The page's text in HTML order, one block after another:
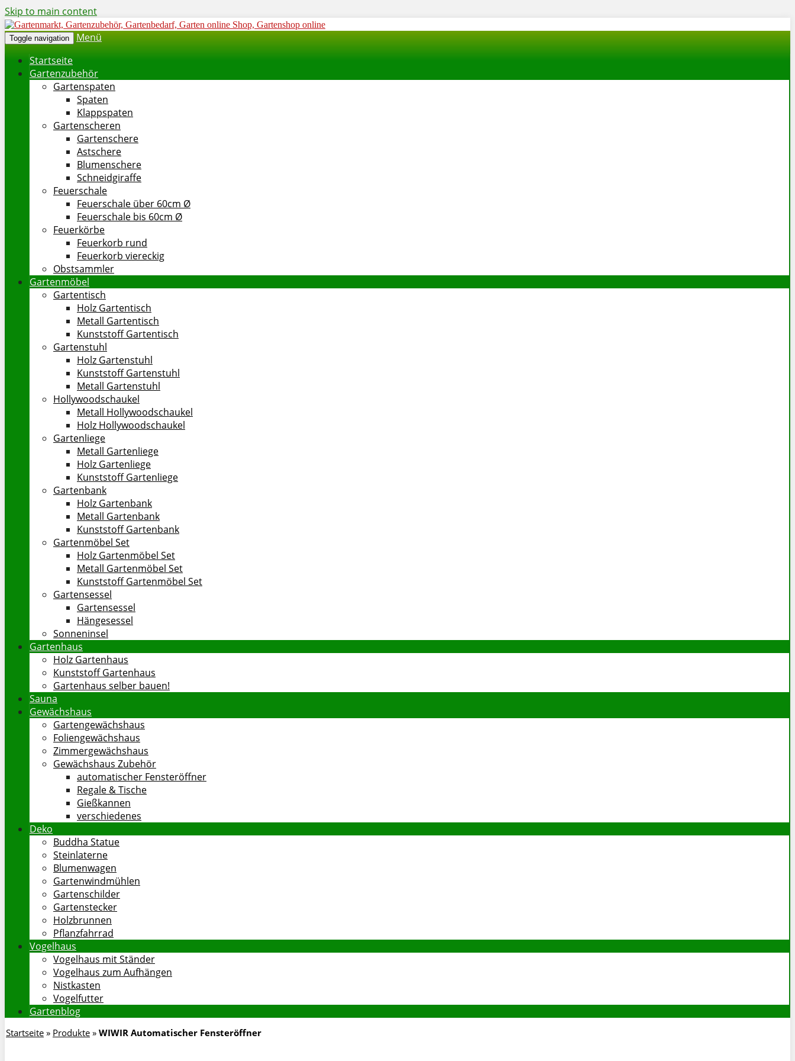
Skip to main content
Toggle navigation
Menü
Startseite
Gartenzubehör
Gartenspaten
Spaten
Klappspaten
Gartenscheren
Gartenschere
Astschere
Blumenschere
Schneidgiraffe
Feuerschale
Feuerschale über 60cm Ø
Feuerschale bis 60cm Ø
Feuerkörbe
Feuerkorb rund
Feuerkorb viereckig
Obstsammler
Gartenmöbel
Gartentisch
Holz Gartentisch
Metall Gartentisch
Kunststoff Gartentisch
Gartenstuhl
Holz Gartenstuhl
Kunststoff Gartenstuhl
Metall Gartenstuhl
Hollywoodschaukel
Metall Hollywoodschaukel
Holz Hollywoodschaukel
Gartenliege
Metall Gartenliege
Holz Gartenliege
Kunststoff Gartenliege
Gartenbank
Holz Gartenbank
Metall Gartenbank
Kunststoff Gartenbank
Gartenmöbel Set
Holz Gartenmöbel Set
Metall Gartenmöbel Set
Kunststoff Gartenmöbel Set
Gartensessel
Gartensessel
Hängesessel
Sonneninsel
Gartenhaus
Holz Gartenhaus
Kunststoff Gartenhaus
Gartenhaus selber bauen!
Sauna
Gewächshaus
Gartengewächshaus
Foliengewächshaus
Zimmergewächshaus
Gewächshaus Zubehör
automatischer Fensteröffner
Regale & Tische
Gießkannen
verschiedenes
Deko
Buddha Statue
Steinlaterne
Blumenwagen
Gartenwindmühlen
Gartenschilder
Gartenstecker
Holzbrunnen
Pflanzfahrrad
Vogelhaus
Vogelhaus mit Ständer
Vogelhaus zum Aufhängen
Nistkasten
Vogelfutter
Gartenblog
Startseite » Produkte » WIWIR Automatischer Fensteröffner